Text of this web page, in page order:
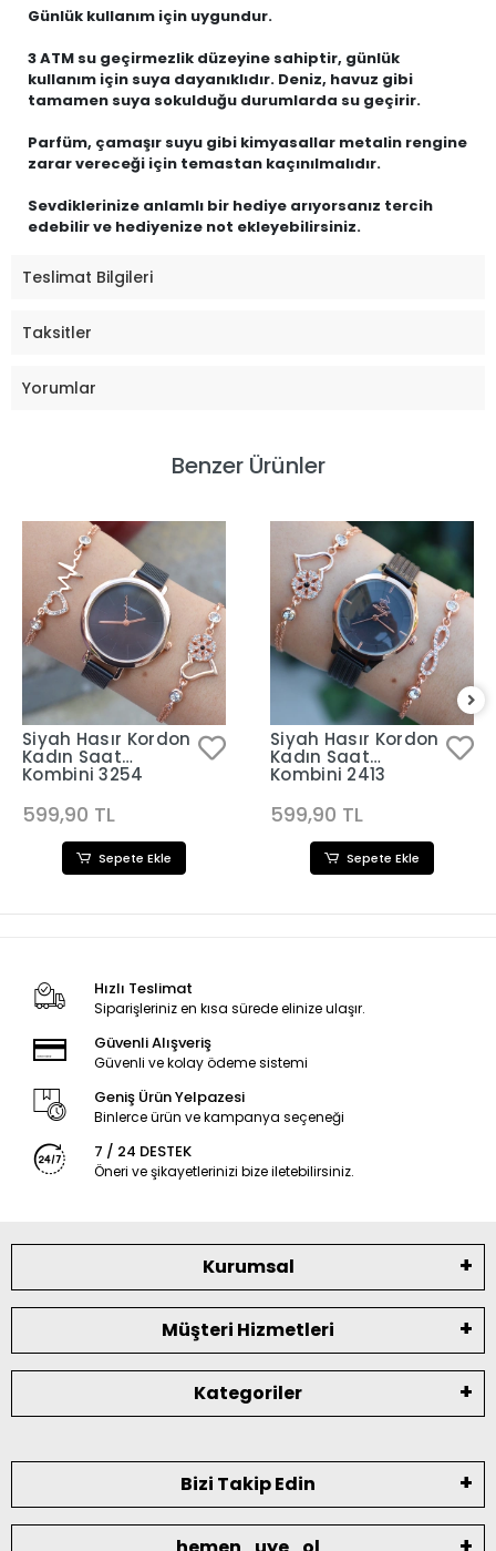
Günlük kullanım için uygundur.
3 ATM su geçirmezlik düzeyine sahiptir, günlük
kullanım için suya dayanıklıdır. Deniz, havuz gibi
tamamen suya sokulduğu durumlarda su geçirir.
Parfüm, çamaşır suyu gibi kimyasallar metalin rengine
zarar vereceği için temastan kaçınılmalıdır.
Sevdiklerinize anlamlı bir hediye arıyorsanız tercih
edebilir ve hediyenize not ekleyebilirsiniz.
Teslimat Bilgileri
Taksitler
Yorumlar
Benzer Ürünler
Siyah Hasır Kordon
Kadın Saat
Kombini 3254
599,90 TL
Sepete Ekle
Siyah Hasır Kordon
Kadın Saat
Kombini 2413
599,90 TL
Sepete Ekle
Hızlı Teslimat
Siparişleriniz en kısa sürede elinize ulaşır.
Güvenli Alışveriş
Güvenli ve kolay ödeme sistemi
Geniş Ürün Yelpazesi
Binlerce ürün ve kampanya seçeneği
7 / 24 DESTEK
Öneri ve şikayetlerinizi bize iletebilirsiniz.
Kurumsal
Müşteri Hizmetleri
Kategoriler
Bizi Takip Edin